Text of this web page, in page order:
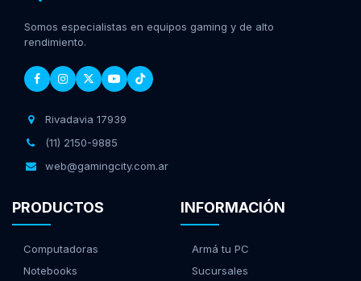
Somos especialistas en equipos gaming y de alto
rendimiento.
Rivadavia 17939
(11) 2150-9885
web@gamingcity.com.ar
PRODUCTOS
Computadoras
Notebooks
INFORMACIÓN
Armá tu PC
Sucursales